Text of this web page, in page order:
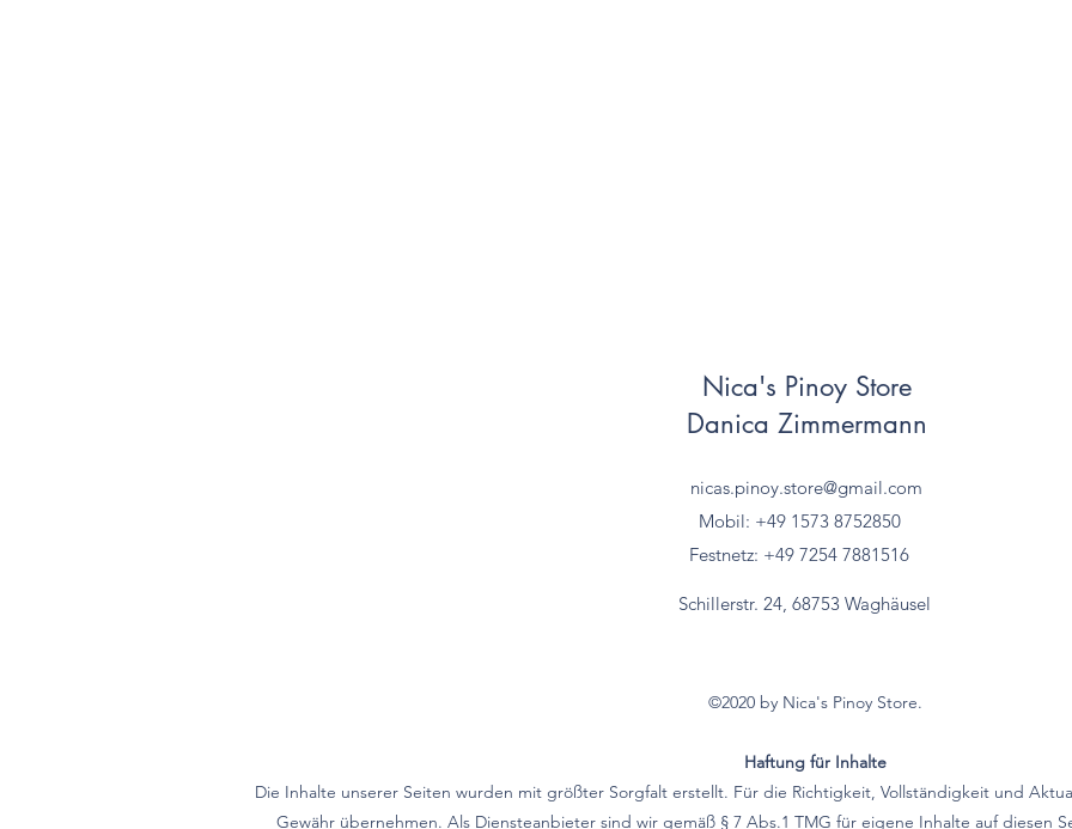
Nica's Pinoy Store
Danica Zimmermann
nicas.pinoy.store@gmail.com
Mobil: +49 1573 8752850
Festnetz: +49 7254 7881516
Schillerstr. 24, 68753 Waghäusel
©2020 by Nica's Pinoy Store.
Haftung für Inhalte
Die Inhalte unserer Seiten wurden mit größter Sorgfalt erstellt. Für die Richtigkeit, Vollständigkeit und
Gewähr übernehmen. Als Diensteanbieter sind wir gemäß § 7 Abs.1 TMG für eigene Inhalte auf diesen